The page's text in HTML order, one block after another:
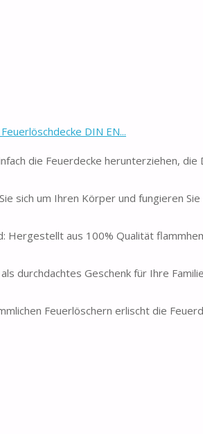
DIN EN...
die Feuerdecke herunterziehen,
sich um Ihren Körper und fungieren
Hergestellt aus 100% Qualität
durchdachtes Geschenk für Ihre
Feuerlöschern erlischt die